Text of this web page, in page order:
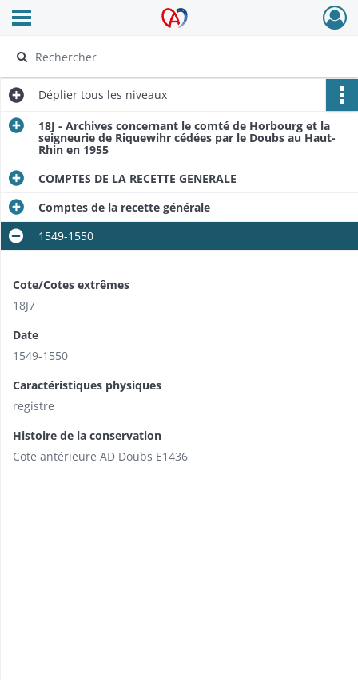
Archives Alsace - Colmar
Ouvrir le menu déroulant
Déplier tous les niveaux
18J - Archives concernant le comté de Horbourg et la
seigneurie de Riquewihr cédées par le Doubs au Haut-
Rhin en 1955
COMPTES DE LA RECETTE GENERALE
Comptes de la recette générale
1549-1550
Cote/Cotes extrêmes
18J7
Date
1549-1550
Caractéristiques physiques
registre
Histoire de la conservation
Cote antérieure AD Doubs E1436